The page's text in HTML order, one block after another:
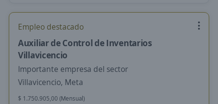
Empleo destacado
Auxiliar de Control de Inventarios
Villavicencio
Importante empresa del sector
Villavicencio, Meta
$ 1.750.905,00 (Mensual)